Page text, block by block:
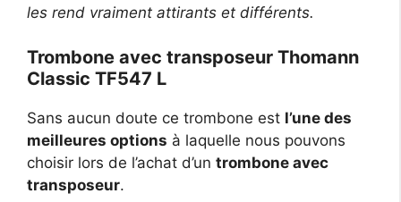
les rend vraiment attirants et différents.
Trombone avec transposeur Thomann
Classic TF547 L
Sans aucun doute ce trombone est l’une des
meilleures options à laquelle nous pouvons
choisir lors de l’achat d’un trombone avec
transposeur.